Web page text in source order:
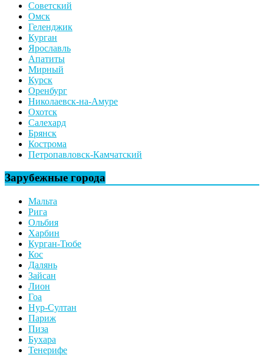
Советский
Омск
Геленджик
Курган
Ярославль
Апатиты
Мирный
Курск
Оренбург
Николаевск-на-Амуре
Охотск
Салехард
Брянск
Кострома
Петропавловск-Камчатский
Зарубежные города
Мальта
Рига
Ольбия
Харбин
Курган-Тюбе
Кос
Далянь
Зайсан
Лион
Гоа
Нур-Султан
Париж
Пиза
Бухара
Тенерифе